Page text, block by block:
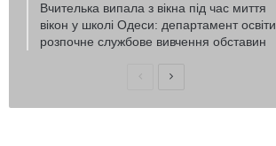
Вчителька випала з вікна під час миття
вікон у школі Одеси: департамент освіти
розпочне службове вивчення обставин
ПопередняНаступна